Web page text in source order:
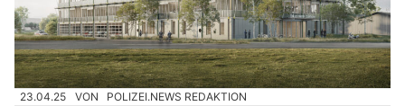
23.04.25 VON POLIZEI.NEWS REDAKTION